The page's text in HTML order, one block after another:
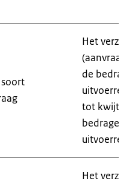
soort
Het
(aanvraag
de
tot
bedragen
Het